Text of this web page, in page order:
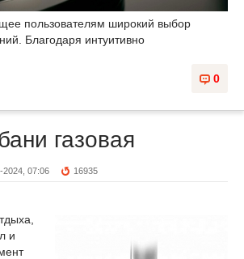
пользователям широкий выбор
Благодаря интуитивно
0
газовая
2024, 07:06 16935
и